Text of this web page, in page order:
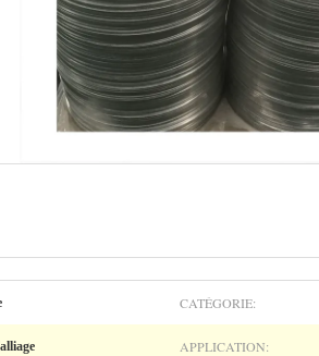
CATÉGORIE:
APPLICATION: